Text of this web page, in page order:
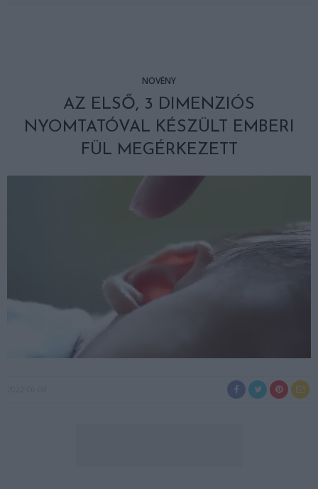
NÖVÉNY
AZ ELSŐ, 3 DIMENZIÓS
NYOMTATÓVAL KÉSZÜLT EMBERI
FÜL MEGÉRKEZETT